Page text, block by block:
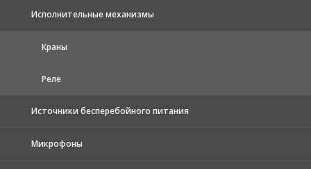
Исполнительные механизмы
Краны
Реле
Источники бесперебойного питания
Микрофоны